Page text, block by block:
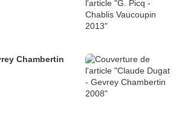
Chambertin